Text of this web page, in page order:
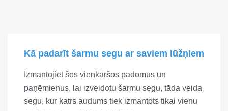
Kā padarīt šarmu segu ar saviem lūžņiem
Izmantojiet šos vienkāršos padomus un
paņēmienus, lai izveidotu šarmu segu, tāda veida
segu, kur katrs audums tiek izmantots tikai vienu